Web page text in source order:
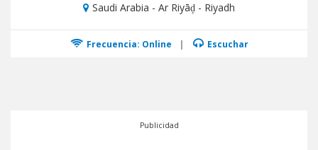
Saudi Arabia - Ar Riyāḑ - Riyadh
Frecuencia: Online | Escuchar
Publicidad